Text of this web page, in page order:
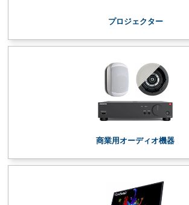
プロジェクター
商業用オーディオ機器